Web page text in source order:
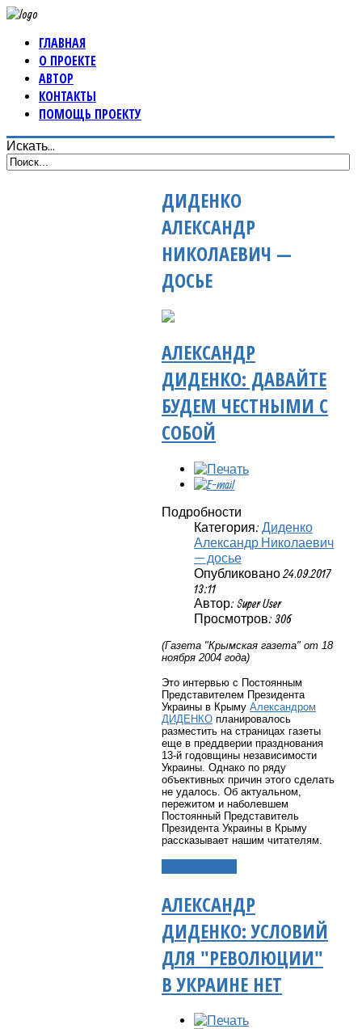
ГЛАВНАЯ
О ПРОЕКТЕ
АВТОР
КОНТАКТЫ
ПОМОЩЬ ПРОЕКТУ
Искать...
ДИДЕНКО
АЛЕКСАНДР
НИКОЛАЕВИЧ —
ДОСЬЕ
АЛЕКСАНДР
ДИДЕНКО: ДАВАЙТЕ
БУДЕМ ЧЕСТНЫМИ С
СОБОЙ
Подробности
Категория: Диденко
Александр Николаевич
— досье
Опубликовано 24.09.2017
13:11
Автор: Super User
Просмотров: 306
(Газета "Крымская газета" от 18
ноября 2004 года)
Это интервью с Постоянным
Представителем Президента
Украины в Крыму Александром
ДИДЕНКО планировалось
разместить на страницах газеты
еще в преддверии празднования
13-й годовщины независимости
Украины. Однако по ряду
объективных причин этого сделать
не удалось. Об актуальном,
пережитом и наболевшем
Постоянный Представитель
Президента Украины в Крыму
рассказывает нашим читателям.
АЛЕКСАНДР
ДИДЕНКО: УСЛОВИЙ
ДЛЯ "РЕВОЛЮЦИИ"
В УКРАИНЕ НЕТ